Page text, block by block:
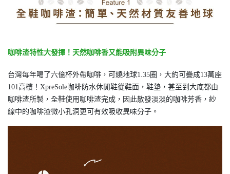
咖啡渣特性大發揮！天然咖啡香又能吸附異味分子
台灣每年喝了六億杯外帶咖啡，可繞地球1.35圈，大約可疊成13萬座
101高樓！XpreSole咖啡防水休閒鞋從鞋面，鞋墊，甚至到大底都由
咖啡渣所製，全鞋使用咖啡渣完成，因此散發淡淡的咖啡芳香，紗
線中的咖啡渣微小孔洞更可有效吸收異味分子。